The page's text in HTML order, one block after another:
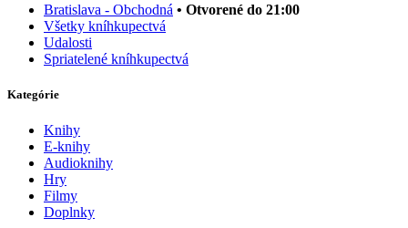
Bratislava - Obchodná • Otvorené do 21:00
Všetky kníhkupectvá
Udalosti
Spriatelené kníhkupectvá
Kategórie
Knihy
E-knihy
Audioknihy
Hry
Filmy
Doplnky